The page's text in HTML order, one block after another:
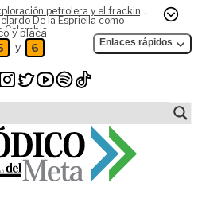
petrolera y el fracking,
De la Espriella como
Colombia
y placa
y 6 Enlaces rápidos